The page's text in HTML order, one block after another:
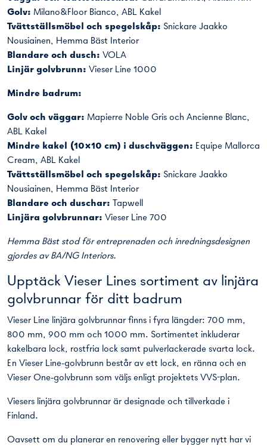
Golv: Milano&Floor Bianco, ABL Kakel
Tvättställsmöbel och spegelskåp: Snickare Jaakko
Nousiainen, Hemma Bäst Interior
Blandare och dusch: VOLA
Linjär golvbrunn: Vieser Line 1000
Mindre badrum:
Golv och väggar: Mapierre Noble Gris och Ancienne Blanc,
ABL Kakel
Mindre kakel (10×10 cm) i duschväggen: Equipe Mallorca
Cream, ABL Kakel
Tvättställsmöbel och spegelskåp: Snickare Jaakko
Nousiainen, Hemma Bäst Interior
Blandare och duschar: Tapwell
Linjära golvbrunnar: Vieser Line 700
Hemma Bäst stod för entreprenaden och inredningsdesignen
gjordes av BA/NG Interiors.
Upptäck Vieser Lines sortiment av linjära
golvbrunnar för ditt badrum
Vieser Line linjära golvbrunnar finns i fyra längder: 700 mm,
800 mm, 900 mm och 1000 mm. Sortimentet inkluderar
kakelbara lock, rostfria lock samt pulverlackerade svarta lock.
En Vieser Line-golvbrunn består av ett lock, en ränna och en
Vieser One-golvbrunn som väljs enligt projektets VVS-plan.
Viesers linjära golvbrunnar är designade och tillverkade i
Finland.
Oavsett om du planerar en renovering eller bygger nytt har vi